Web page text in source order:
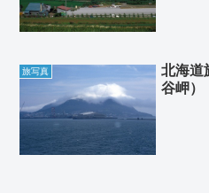
旅写真
北海
谷岬）